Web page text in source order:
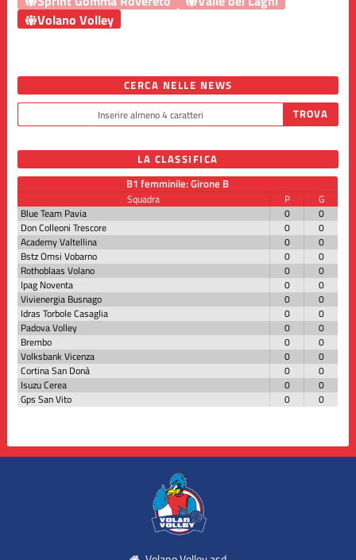
Volano Volley
CERCA NELLE NEWS
LA CLASSIFICA
B1 femminile: Girone B
Squadra P
G
Blue Team Pavia
0
0
Don Colleoni Trescore
0
0
Academy Valtellina
0
0
Bstz Omsi Vobarno
0
0
Rothoblaas Volano
0
0
Ipag Noventa
0
0
Vivienergia Busnago
0
0
Idras Torbole Casaglia
0
0
Padova Volley
0
0
Brembo
0
0
Volksbank Vicenza
0
0
Cortina San Donà
0
0
Isuzu Cerea
0
0
Gps San Vito
0 0